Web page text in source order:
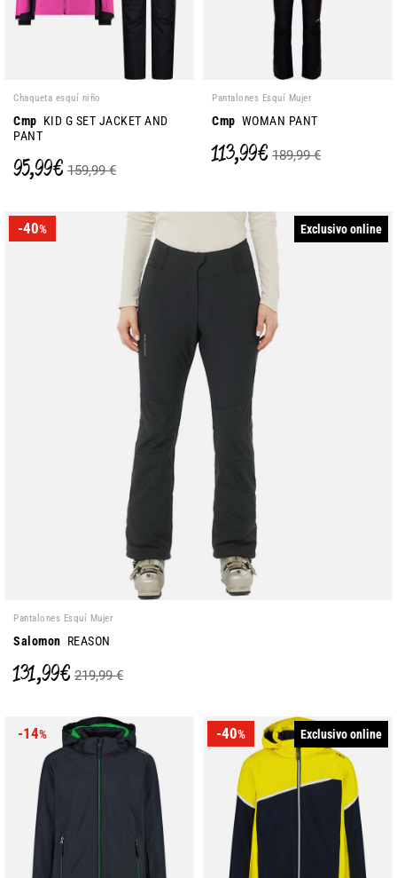
Chaqueta esquí niño
Cmp KID G SET JACKET AND
PANT
95,99 € 159,99 €
Pantalones Esquí Mujer
Cmp WOMAN PANT
113,99 € 189,99 €
-40% Exclusivo online
Pantalones Esquí Mujer
Salomon REASON
131,99 € 219,99 €
-14% -40% Exclusivo online